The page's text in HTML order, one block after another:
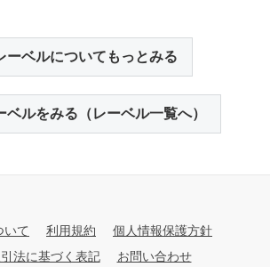
ーベルについてもっとみる
ベルをみる（レーベル一覧へ）
いて 利用規約
個人情報保護方針
法に基づく表記
お問い合わせ